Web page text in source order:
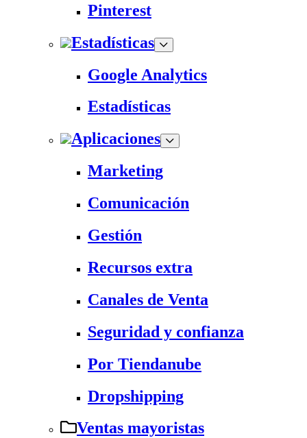
Pinterest
Estadísticas
Google Analytics
Estadísticas
Aplicaciones
Marketing
Comunicación
Gestión
Recursos extra
Canales de Venta
Seguridad y confianza
Por Tiendanube
Dropshipping
Ventas mayoristas